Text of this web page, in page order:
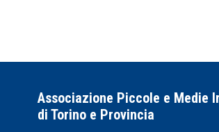
Associazione Piccole e Medie
di Torino e Provincia